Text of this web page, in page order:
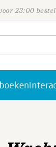
23:00